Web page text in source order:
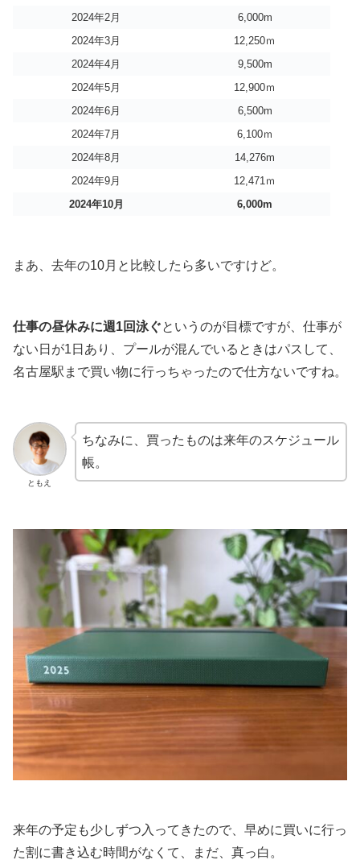
2024年2月
6,000m
2024年3月
12,250ｍ
2024年4月
9,500m
2024年5月
12,900ｍ
2024年6月
6,500m
2024年7月
6,100ｍ
2024年8月
14,276m
2024年9月
12,471ｍ
2024年10月
6,000m
まあ、去年の10月と比較したら多いですけど。
仕事の昼休みに週1回泳ぐというのが目標ですが、仕事が
ない日が1日あり、プールが混んでいるときはパスして、
名古屋駅まで買い物に行っちゃったので仕方ないですね。
ともえ
ちなみに、買ったものは来年のスケジュール
帳。
来年の予定も少しずつ入ってきたので、早めに買いに行っ
た割に書き込む時間がなくて、まだ、真っ白。